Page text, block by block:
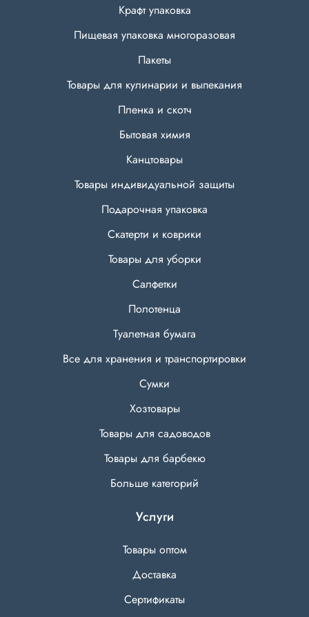
Крафт упаковка
Пищевая упаковка многоразовая
Пакеты
Товары для кулинарии и выпекания
Пленка и скотч
Бытовая химия
Канцтовары
Товары индивидуальной защиты
Подарочная упаковка
Скатерти и коврики
Товары для уборки
Салфетки
Полотенца
Туалетная бумага
Все для хранения и транспортировки
Сумки
Хозтовары
Товары для садоводов
Товары для барбекю
Больше категорий
Услуги
Товары оптом
Доставка
Сертификаты